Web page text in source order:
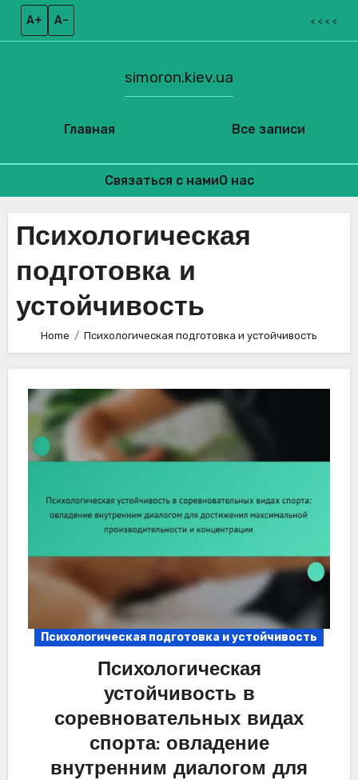
A+ A– < < < <
Главная
simoron.kiev.ua
Все записи
Связаться с намиО нас
Психологическая
подготовка и
устойчивость
Home Психологическая подготовка и устойчивость
Психологическая подготовка и устойчивость
Психологическая
устойчивость в
соревновательных видах
спорта: овладение
внутренним диалогом для